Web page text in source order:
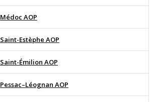
Médoc AOP
Saint-Estèphe AOP
Saint-Émilion AOP
Pessac–Léognan AOP